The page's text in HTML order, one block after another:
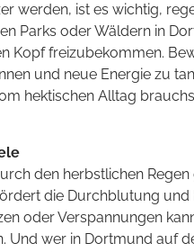
werden, ist es wichtig,
Parks oder Wäldern in
Kopf freizubekommen.
und neue Energie zu
hektischen Alltag
den herbstlichen
die Durchblutung und
oder Verspannungen
Und wer in Dortmund auf